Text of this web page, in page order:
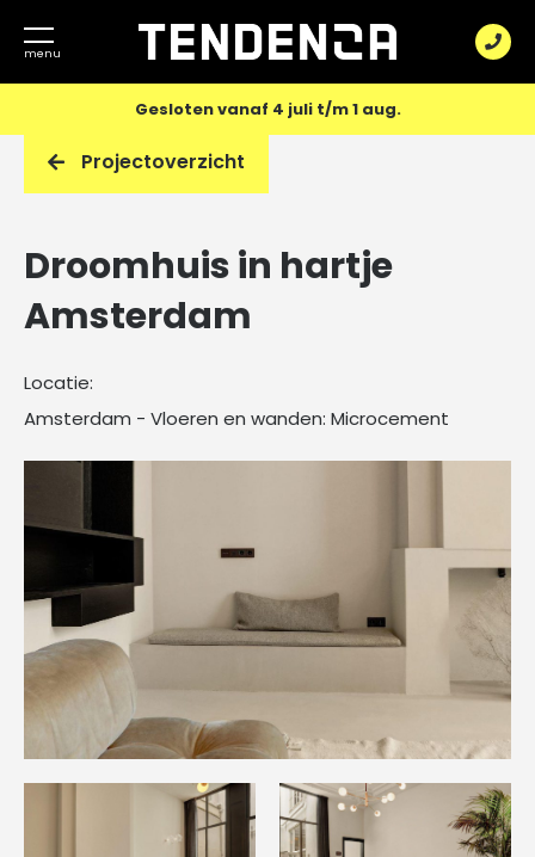
Vloeren
Microcement
vloer
PU
Decoratief
wandafwerking
Microcement
Over Tendenza
Blogs
Contact
Samenwerkingen
Download onze Stijlgids
Afspraak maken
Offerte opvragen
Gesloten vanaf 4 juli t/m 1 aug.
Projectoverzicht
Droomhuis in hartje
Amsterdam
Locatie:
Amsterdam - Vloeren en wanden: Microcement